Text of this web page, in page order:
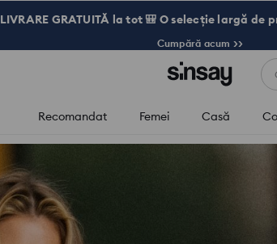
LIVRARE GRATUITĂ la tot 🎒 O selecție largă de
Cumpără acum >>
Recomandat Femei Casă